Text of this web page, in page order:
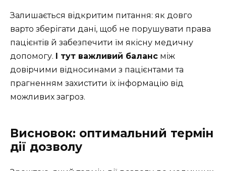
Залишається відкритим питання: як довго
варто зберігати дані, щоб не порушувати права
пацієнтів й забезпечити їм якісну медичну
допомогу. І тут важливий баланс між
довірчими відносинами з пацієнтами та
прагненням захистити їх інформацію від
можливих загроз.
Висновок: оптимальний термін
дії дозволу